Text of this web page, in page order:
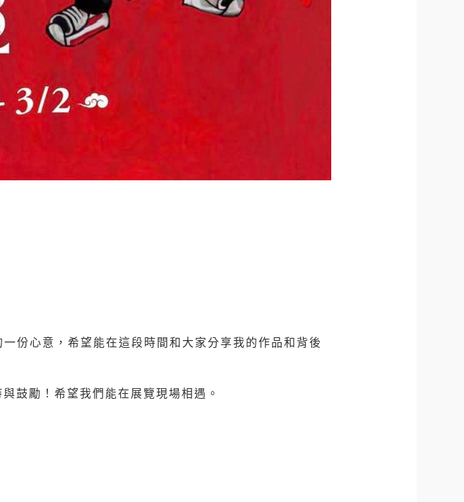
份心意，希望能在這段時間和大家分享我的作品和背後
鼓勵！希望我們能在展覽現場相遇。